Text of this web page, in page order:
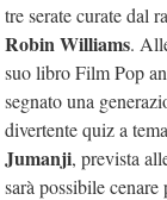
tre serate curate dal
Robin Williams.
suo libro Film Pop
segnato una
divertente quiz a
Jumanji, prevista
sarà possibile